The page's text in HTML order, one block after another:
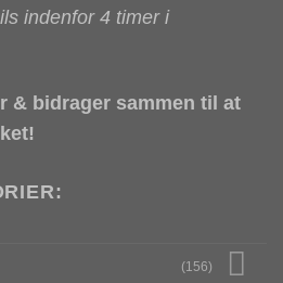
indenfor 4 timer i
& bidrager sammen til at
(156)